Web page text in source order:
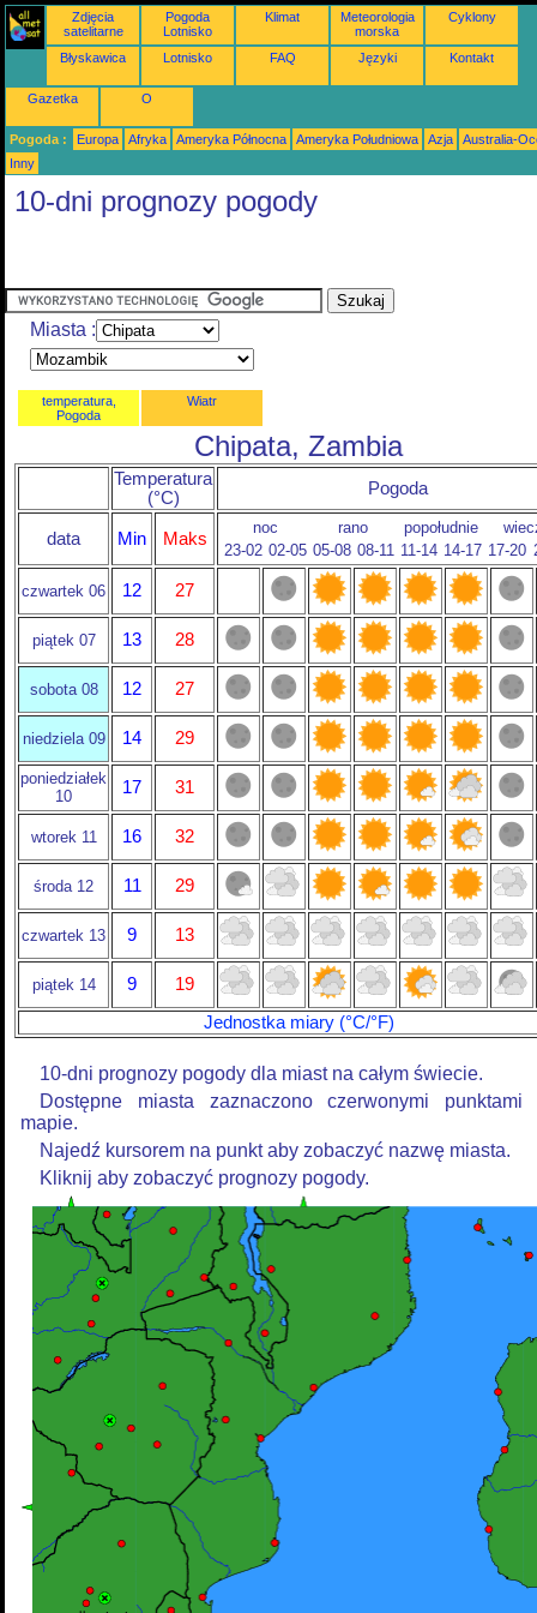
Zdjęcia
satelitarne
Pogoda
Lotnisko
Klimat
Meteorologia
morska
Cyklony
Błyskawica Lotnisko FAQ Języki Kontakt
Gazetka O
Pogoda : Europa Afryka Ameryka Północna Ameryka Południowa Azja
Australia-
Inny
10-dni prognozy pogody
Miasta :
temperatura,
Pogoda
Wiatr
Chipata, Zambia
Temperatura
(°C)
Pogoda
data Min Maks
noc rano popołudnie
23-02 02-05 05-08 08-11 11-14 14-17 17-20
czwartek 06 12 27
piątek 07 13 28
sobota 08 12 27
niedziela 09 14 29
poniedziałek
10
17 31
wtorek 11 16 32
środa 12 11 29
czwartek 13 9 13
piątek 14 9
19
Jednostka miary (°C/°F)
10-dni prognozy pogody dla miast na całym świecie.
Dostępne miasta zaznaczono czerwonymi punktami
mapie.
Najedź kursorem na punkt aby zobaczyć nazwę miasta.
Kliknij aby zobaczyć prognozy pogody.